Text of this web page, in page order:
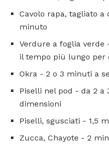
Cavolo rapa, tagliato a
minuto
Verdure a foglia
il tempo più lungo per
Okra - 2 o 3 minuti a
Piselli nel pod - da 2 a
dimensioni
Piselli, sgusciati - 1,5
Zucca, Chayote - 2